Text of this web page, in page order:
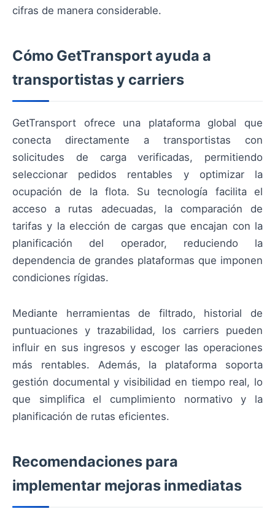
cifras de manera considerable.
Cómo GetTransport ayuda a
transportistas y carriers
GetTransport ofrece una plataforma global que
conecta directamente a transportistas con
solicitudes de carga verificadas, permitiendo
seleccionar pedidos rentables y optimizar la
ocupación de la flota. Su tecnología facilita el
acceso a rutas adecuadas, la comparación de
tarifas y la elección de cargas que encajan con la
planificación del operador, reduciendo la
dependencia de grandes plataformas que imponen
condiciones rígidas.
Mediante herramientas de filtrado, historial de
puntuaciones y trazabilidad, los carriers pueden
influir en sus ingresos y escoger las operaciones
más rentables. Además, la plataforma soporta
gestión documental y visibilidad en tiempo real, lo
que simplifica el cumplimiento normativo y la
planificación de rutas eficientes.
Recomendaciones para
implementar mejoras inmediatas